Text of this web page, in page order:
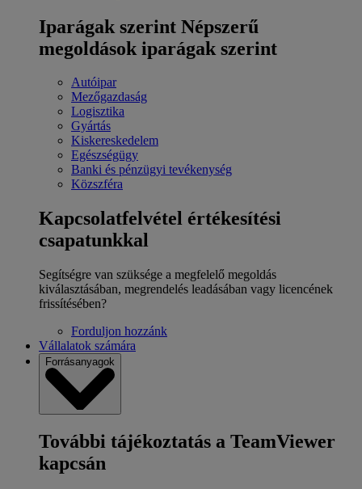
Iparágak szerint Népszerű
megoldások iparágak szerint
Autóipar
Mezőgazdaság
Logisztika
Gyártás
Kiskereskedelem
Egészségügy
Banki és pénzügyi tevékenység
Közszféra
Kapcsolatfelvétel értékesítési
csapatunkkal
Segítségre van szüksége a megfelelő megoldás
kiválasztásában, megrendelés leadásában vagy licencének
frissítésében?
Forduljon hozzánk
Vállalatok számára
Forrásanyagok
További tájékoztatás a TeamViewer
kapcsán